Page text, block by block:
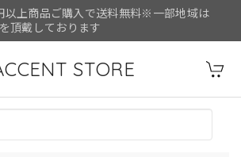
以上商品ご購入で送料無料※一部地域は
頂戴しております
STORE